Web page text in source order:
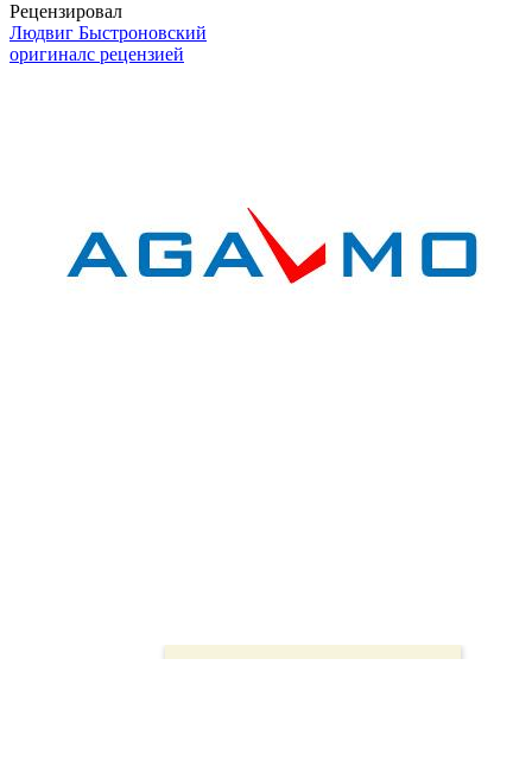
Рецензировал
Людвиг Быстроновский
оригиналс рецензией